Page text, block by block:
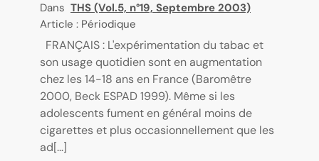
Dans THS (Vol.5, n°19, Septembre 2003)
Article : Périodique
FRANÇAIS : L'expérimentation du tabac et
son usage quotidien sont en augmentation
chez les 14-18 ans en France (Baromêtre
2000, Beck ESPAD 1999). Même si les
adolescents fument en général moins de
cigarettes et plus occasionnellement que les
ad[...]